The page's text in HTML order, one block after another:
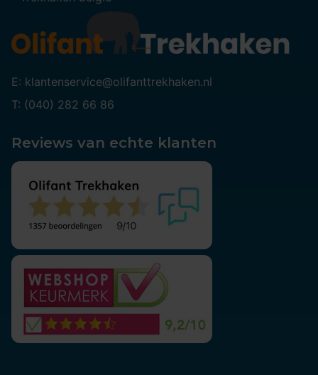
E: klantenservice@olifanttrekhaken.nl
T: (040) 282 66 86
Reviews van echte klanten